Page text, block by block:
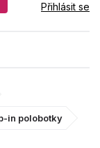
Přihlásit se
in polobotky